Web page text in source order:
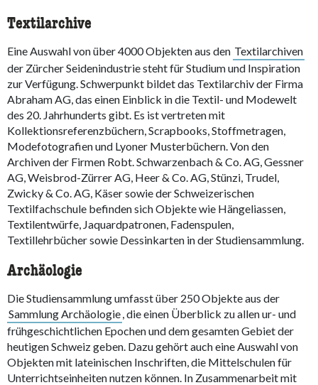
Textilarchive
Eine Auswahl von über 4000 Objekten aus den Textilarchiven
der Zürcher Seidenindustrie steht für Studium und Inspiration
zur Verfügung. Schwerpunkt bildet das Textilarchiv der Firma
Abraham AG, das einen Einblick in die Textil- und Modewelt
des 20. Jahrhunderts gibt. Es ist vertreten mit
Kollektionsreferenzbüchern, Scrapbooks, Stoffmetragen,
Modefotografien und Lyoner Musterbüchern. Von den
Archiven der Firmen Robt. Schwarzenbach & Co. AG, Gessner
AG, Weisbrod-Zürrer AG, Heer & Co. AG, Stünzi, Trudel,
Zwicky & Co. AG, Käser sowie der Schweizerischen
Textilfachschule befinden sich Objekte wie Hängeliassen,
Textilentwürfe, Jaquardpatronen, Fadenspulen,
Textillehrbücher sowie Dessinkarten in der Studiensammlung.
Archäologie
Die Studiensammlung umfasst über 250 Objekte aus der
Sammlung Archäologie , die einen Überblick zu allen ur- und
frühgeschichtlichen Epochen und dem gesamten Gebiet der
heutigen Schweiz geben. Dazu gehört auch eine Auswahl von
Objekten mit lateinischen Inschriften, die Mittelschulen für
Unterrichtseinheiten nutzen können. In Zusammenarbeit mit